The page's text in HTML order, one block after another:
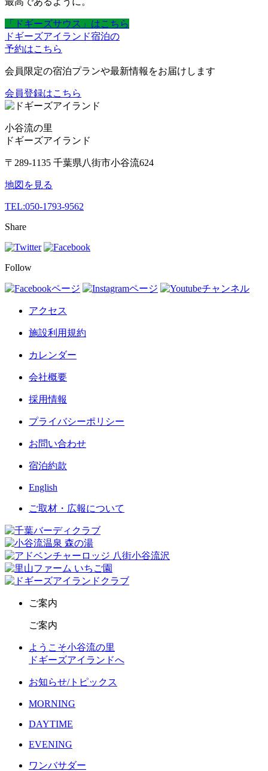
「ドギーズサウス」はこちら
ドギーズアイランド宿泊の
予約はこちら
会員限定の宿泊プランや最新情報をお届けします
会員登録はこちら
小谷流の里
ドギーズアイランド
〒289-1135 千葉県八街市小谷流624
地図を見る
TEL:050-1793-9562
Share
Follow
アクセス
施設利用規約
カレンダー
会社概要
採用情報
プライバシーポリシー
お問い合わせ
宿泊約款
English
ご取材・広報について
ご案内
ご案内
ようこそ小谷流の里
ドギーズアイランドへ
お知らせ/トピックス
MORNING
DAYTIME
EVENING
ワンバサダー